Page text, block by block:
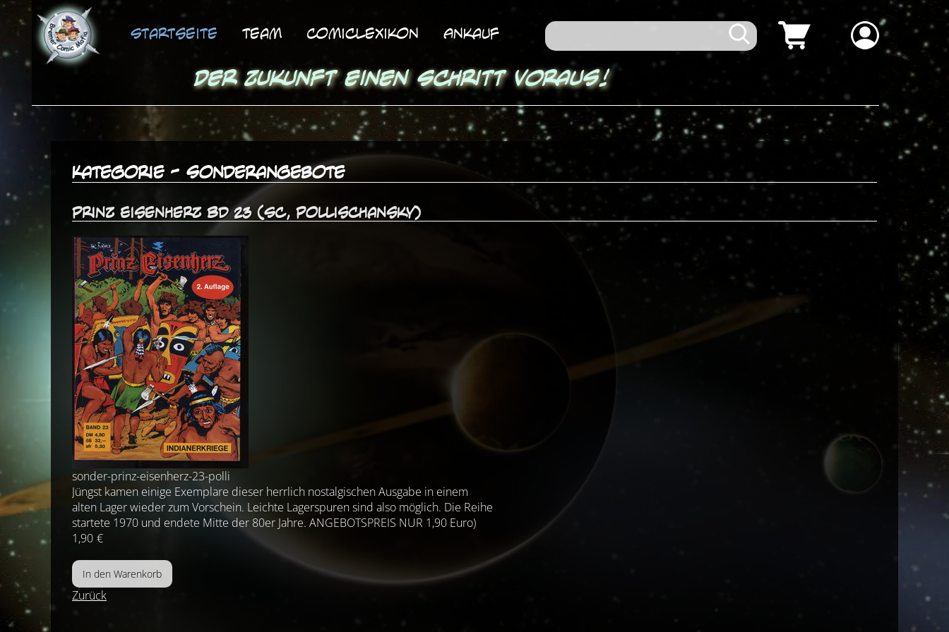
Startseite Team ComicLexikon Ankauf
Der Zukunft einen Schritt voraus!
Kategorie - Sonderangebote
Prinz Eisenherz Bd 23 (SC, Pollischansky)
sonder-prinz-eisenherz-23-polli
Jüngst kamen einige Exemplare dieser herrlich nostalgischen Ausgabe in einem
alten Lager wieder zum Vorschein. Leichte Lagerspuren sind also möglich. Die Reihe
startete 1970 und endete Mitte der 80er Jahre. ANGEBOTSPREIS NUR 1,90 Euro)
1,90 €
Zurück